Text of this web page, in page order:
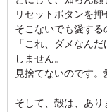
リセットボタンを
そこないでも愛する
「これ、ダメなん
しません。
見捨てないのです。
そして、殻は、あり